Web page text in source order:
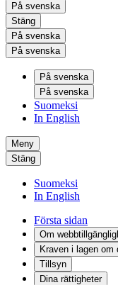
På svenska
Stäng
På svenska
På svenska
På svenska
På svenska
Suomeksi
In English
Meny
Stäng
Suomeksi
In English
Första sidan
Om
Kraven i lagen om
Tillsyn
Dina rättigheter